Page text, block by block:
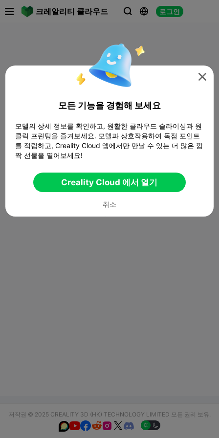
크레알리티 클라우드   로그인
저작권 © 2025 CREALITY 3D (HK) TECHNOLOGY LIMITED 모든 권리 보유.
  

모든 기능을 경험해 보세요
모델의 상세 정보를 확인하고, 원활한 클라우드 슬라이싱과 원
클릭 프린팅을 즐겨보세요. 모델과 상호작용하여 독점 포인트
를 적립하고, Creality Cloud 앱에서만 만날 수 있는 더 많은 깜
짝 선물을 열어보세요!
Creality Cloud 에서 열기
취소